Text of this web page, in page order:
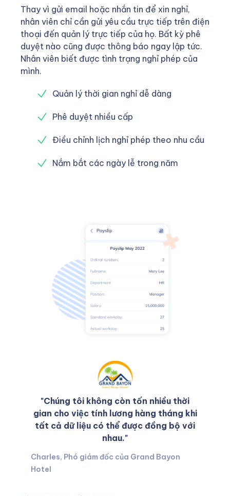
Thay vì gửi email hoặc nhắn tin để xin nghỉ,
nhân viên chỉ cần gửi yêu cầu trực tiếp trên điện
thoại đến quản lý trực tiếp của họ. Bất kỳ phê
duyệt nào cũng được thông báo ngay lập tức.
Nhân viên biết được tình trạng nghỉ phép của
mình.
Quản lý thời gian nghỉ dễ dàng
Phê duyệt nhiều cấp
Điều chỉnh lịch nghỉ phép theo nhu cầu
Nắm bắt các ngày lễ trong năm
"Chúng tôi không còn tốn nhiều thời
gian cho việc tính lương hàng tháng khi
tất cả dữ liệu có thể được đồng bộ với
nhau."
Charles, Phó giám đốc của Grand Bayon
Hotel